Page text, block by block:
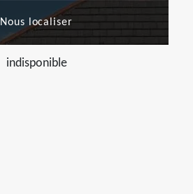
Nous localiser
indisponible